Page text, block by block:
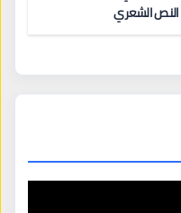
النص الشعري